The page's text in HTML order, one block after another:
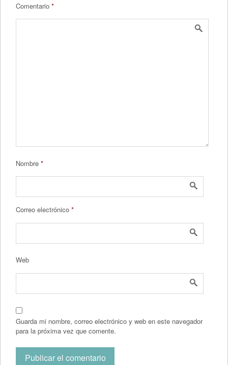
Comentario *
Nombre *
Correo electrónico *
Web
Guarda mi nombre, correo electrónico y web en este navegador
para la próxima vez que comente.